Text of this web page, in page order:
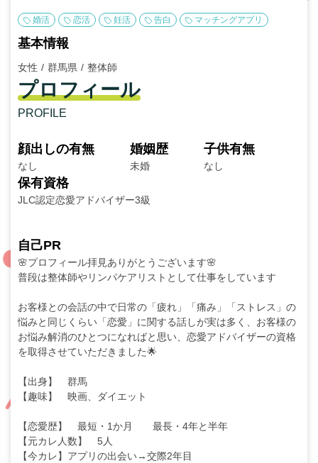
婚活 恋活 妊活 告白 マッチングアプリ
基本情報
女性 群馬県 整体師
プロフィール
PROFILE
顔出しの有無
なし
婚姻歴
未婚
子供有無
なし
保有資格
JLC認定恋愛アドバイザー3級
自己PR
🌸プロフィール拝見ありがとうございます🌸
普段は整体師やリンパケアリストとして仕事をしています
お客様との会話の中で日常の「疲れ」「痛み」「ストレス」の
悩みと同じくらい「恋愛」に関する話しが実は多く、お客様の
お悩み解消のひとつになればと思い、恋愛アドバイザーの資格
を取得させていただきました🌟
【出身】 群馬
【趣味】 映画、ダイエット
【恋愛歴】 最短・1か月 最長・4年と半年
【元カレ人数】 5人
【今カレ】アプリの出会い→交際2年目